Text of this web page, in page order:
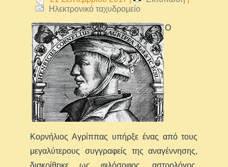
Ηλεκτρονικό ταχυδρομείο
Ο
Κορνήλιος Αγρίππας υπήρξε ένας από τους
μεγαλύτερους συγγραφείς της αναγέννησης,
διακρίθηκε ως φιλόσοφος, αστρολόγος,